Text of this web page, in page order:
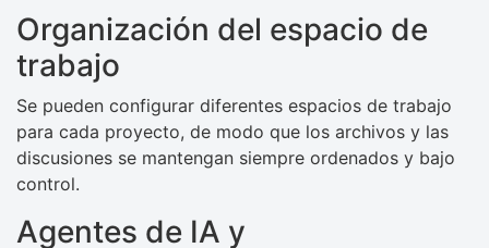
Organización del espacio de
trabajo
Se pueden configurar diferentes espacios de trabajo
para cada proyecto, de modo que los archivos y las
discusiones se mantengan siempre ordenados y bajo
control.
Agentes de IA y